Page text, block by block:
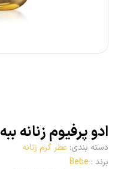
ادو پرفیوم زنانه ببه Gold حجم 100ml
دسته بندی: عطر گرم زنانه
برند :
Bebe